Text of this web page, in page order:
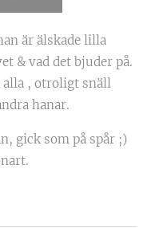
är älskade lilla
& vad det bjuder på.
alla , otroligt snäll
hanar.
gick som på spår ;)